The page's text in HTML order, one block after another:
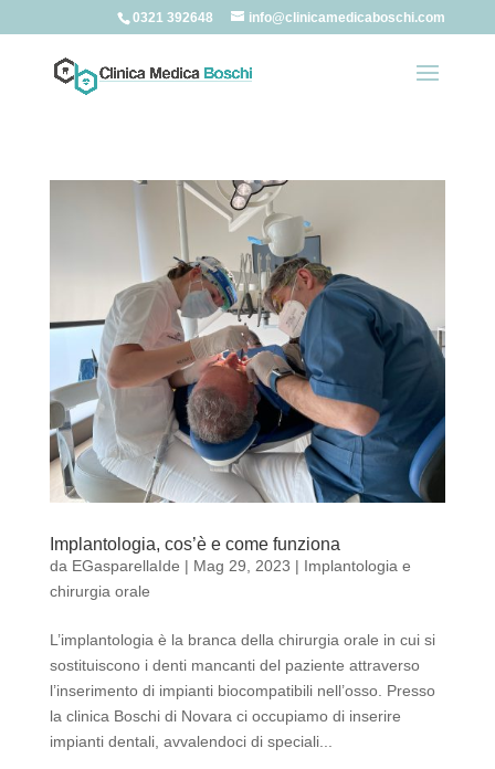
0321 392648 info@clinicamedicaboschi.com
Implantologia, cos’è e come funziona
da EGasparellaIde | Mag 29, 2023 | Implantologia e
chirurgia orale
L’implantologia è la branca della chirurgia orale in cui si
sostituiscono i denti mancanti del paziente attraverso
l’inserimento di impianti biocompatibili nell’osso. Presso
la clinica Boschi di Novara ci occupiamo di inserire
impianti dentali, avvalendoci di speciali...